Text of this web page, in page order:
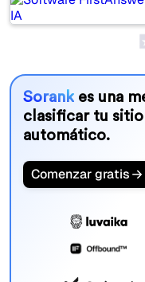
Sorankes una
clasificar tu
automático.
Comenzar gratis